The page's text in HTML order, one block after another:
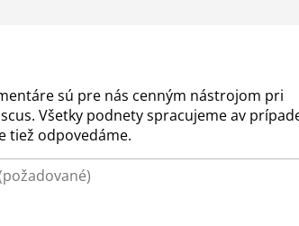
sú pre nás cenným nástrojom pri
Všetky podnety spracujeme av
tiež odpovedáme.